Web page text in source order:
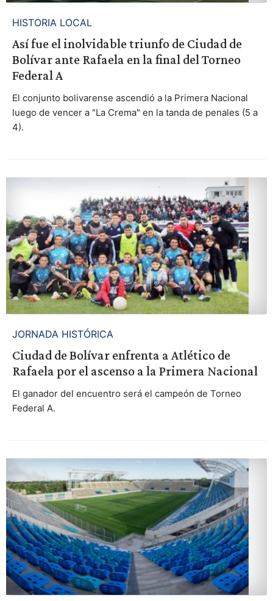
HISTORIA LOCAL
Así fue el inolvidable triunfo de Ciudad de
Bolívar ante Rafaela en la final del Torneo
Federal A
El conjunto bolivarense ascendió a la Primera Nacional
luego de vencer a "La Crema" en la tanda de penales (5 a
4).
JORNADA HISTÓRICA
Ciudad de Bolívar enfrenta a Atlético de
Rafaela por el ascenso a la Primera Nacional
El ganador del encuentro será el campeón de Torneo
Federal A.